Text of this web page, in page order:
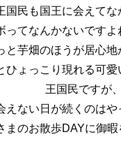
国民も国王に会えてな
ってなんかないですよ
と芋畑のほうが居心地
ひょっこり現れる可
王国民ですが、
えない日が続くのは
まのお散歩DAYに御